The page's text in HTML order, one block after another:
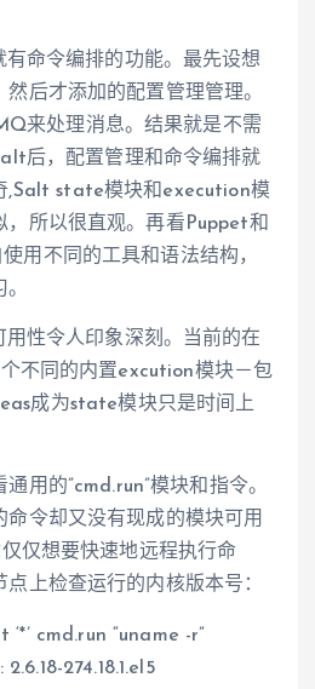
命令编排的功能。最先设想
后才添加的配置管理管理。
来处理消息。结果就是不需
后，配置管理和命令编排就
,Salt state模块和execution模
，所以很直观。再看Puppet和
用不同的工具和语法结构，
性令人印象深刻。当前的在
不同的内置excution模块－包
成为state模块只是时间上
用的”cmd.run”模块和指令。
令却又没有现成的模块可用
仅想要快速地远程执行命
上检查运行的内核版本号：
cmd.run “uname -r”
274.18.1.el5